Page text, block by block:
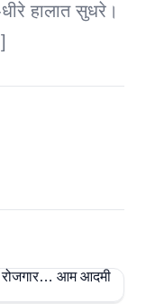
हालात सुधरे।